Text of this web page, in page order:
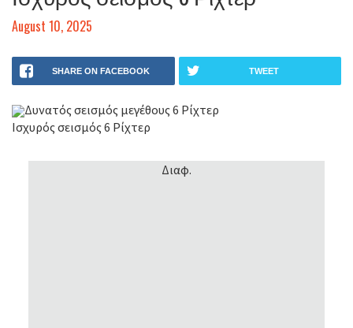
August 10, 2025
SHARE ON FACEBOOK TWEET
Δυνατός σεισμός μεγέθους 6 Ρίχτερ
Ισχυρός σεισμός 6 Ρίχτερ
Διαφ.